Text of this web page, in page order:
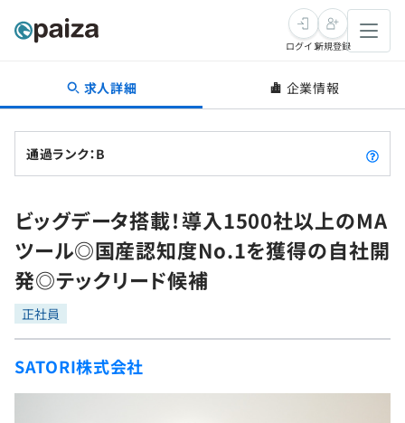
転職・キャリア
転職成功ガイド
転職エージェント
インタビュー
転職成功ガイド
新卒就活
求人検索
本選考
インターン
新卒エージェント
学習
問題集
4択課題
プログラミング言語
ゲーム・マンガ
Tech Team Journal
paizaとは？
ログイン新規登録
求人詳細 企業情報
通過ランク：B
ビッグデータ搭載！導入1500社以上のMA
ツール◎国産認知度No.1を獲得の自社開
発◎テックリード候補
正社員
SATORI株式会社